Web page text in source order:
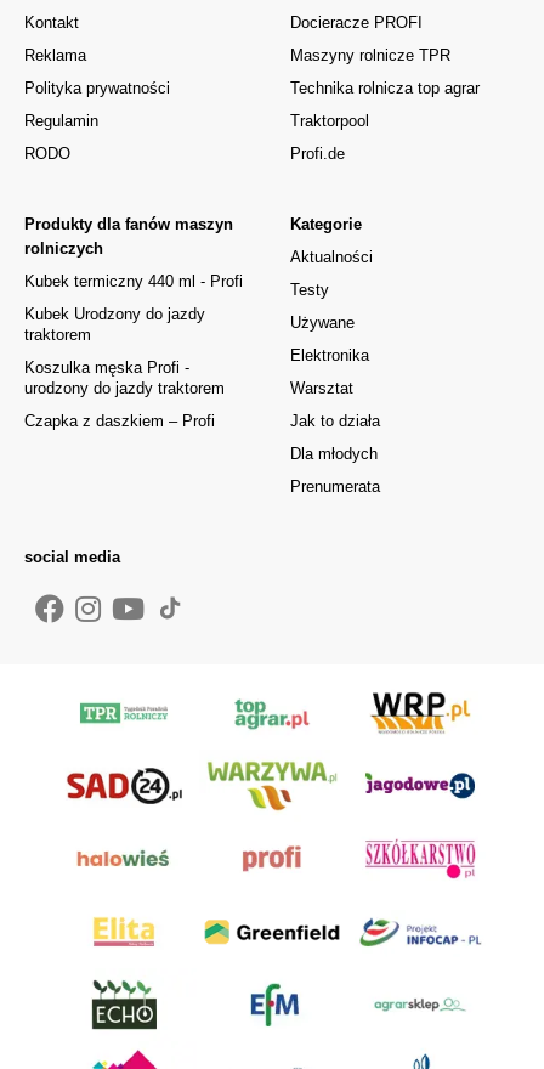
Kontakt
Reklama
Polityka prywatności
Regulamin
RODO
Kategorie
Aktualności
Testy
Używane
Elektronika
Warsztat
Jak to działa
Dla młodych
Prenumerata
Produkty dla fanów maszyn
rolniczych
Kubek termiczny 440 ml - Profi
Kubek Urodzony do jazdy
traktorem
Koszulka męska Profi -
urodzony do jazdy traktorem
Czapka z daszkiem – Profi
Docieracze PROFI
Maszyny rolnicze TPR
Technika rolnicza top agrar
Traktorpool
Profi.de
social media